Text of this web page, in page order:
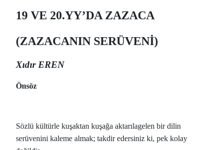
19 VE 20.YY’DA ZAZACA
(ZAZACANIN SERÜVENİ)
Xıdır EREN
Önsöz
Sözlü kültürle kuşaktan kuşağa aktarılagelen bir dilin
serüvenini kaleme almak; takdir edersiniz ki, pek kolay